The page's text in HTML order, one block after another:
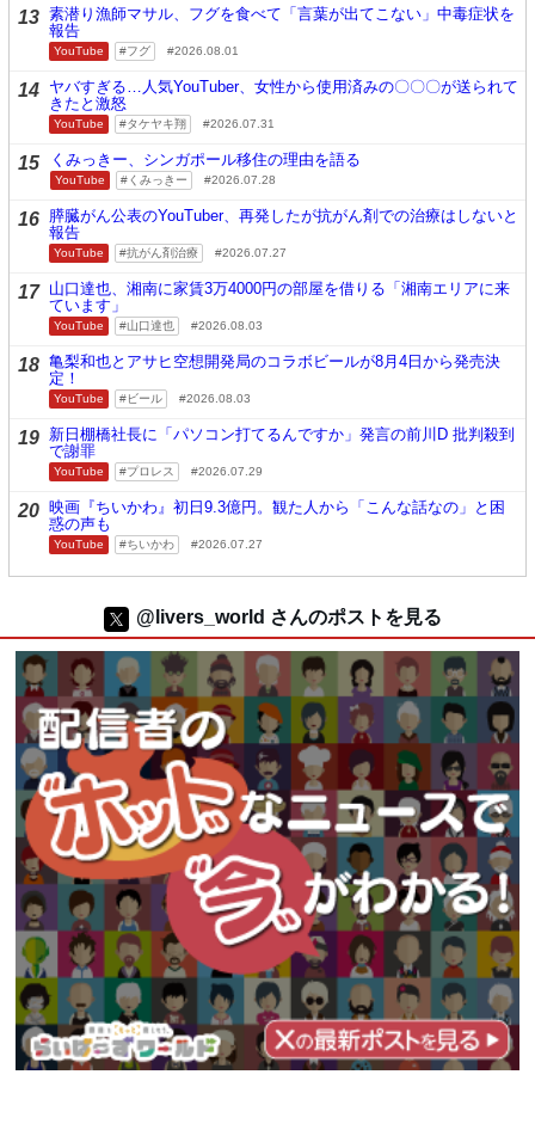
13 素潜り漁師マサル、フグを食べて「言葉が出てこない」中毒症状を
報告
YouTube フグ 2026.08.01
14 ヤバすぎる…人気YouTuber、女性から使用済みの〇〇〇が送られて
きたと激怒
YouTube タケヤキ翔 2026.07.31
15 くみっきー、シンガポール移住の理由を語る
YouTube くみっきー 2026.07.28
16 膵臓がん公表のYouTuber、再発したが抗がん剤での治療はしないと
報告
YouTube 抗がん剤治療 2026.07.27
17 山口達也、湘南に家賃3万4000円の部屋を借りる「湘南エリアに来
ています」
YouTube 山口達也 2026.08.03
18 亀梨和也とアサヒ空想開発局のコラボビールが8月4日から発売決
定！
YouTube ビール 2026.08.03
19 新日棚橋社長に「パソコン打てるんですか」発言の前川D 批判殺到
で謝罪
YouTube プロレス 2026.07.29
20 映画『ちいかわ』初日9.3億円。観た人から「こんな話なの」と困
惑の声も
YouTube ちいかわ 2026.07.27
@livers_world さんのポストを見る